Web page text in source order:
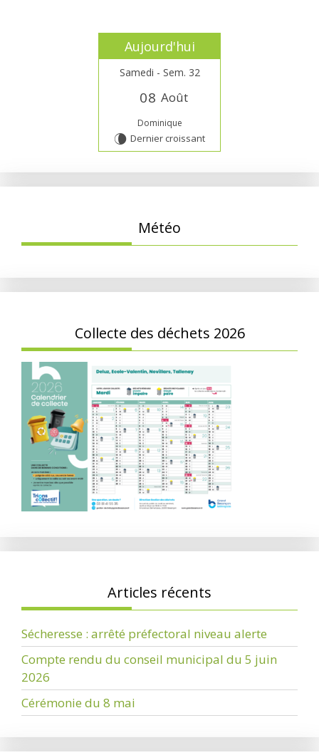
Aujourd'hui
Samedi - Sem. 32
08 Août
Dominique
V Dernier croissant
Météo
Collecte des déchets 2026
Articles récents
Sécheresse : arrêté préfectoral niveau alerte
Compte rendu du conseil municipal du 5 juin
2026
Cérémonie du 8 mai